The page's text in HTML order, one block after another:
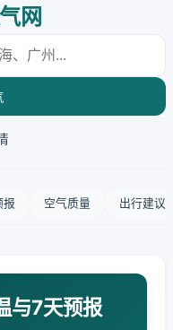
网
报 空气质量 出行建议
与7天预报